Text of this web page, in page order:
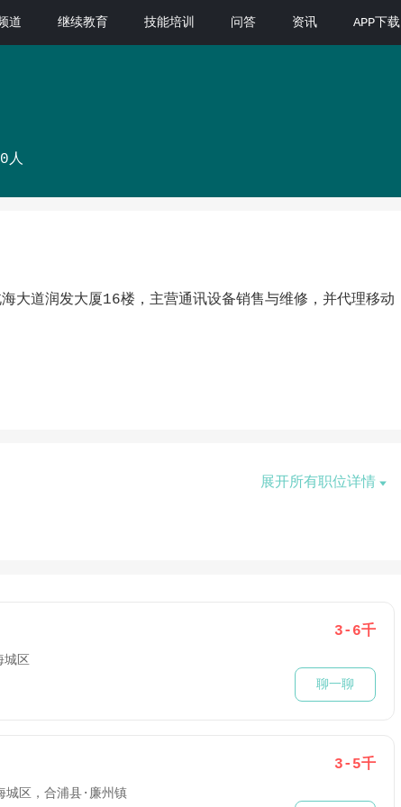
道 继续教育 技能培训 问答 资讯 APP下载
人
大道润发大厦16楼，主营通讯设备销售与维修，并代理移动
展开所有职位详情 
城区
3-6千
聊一聊
城区，合浦县·廉州镇
3-5千